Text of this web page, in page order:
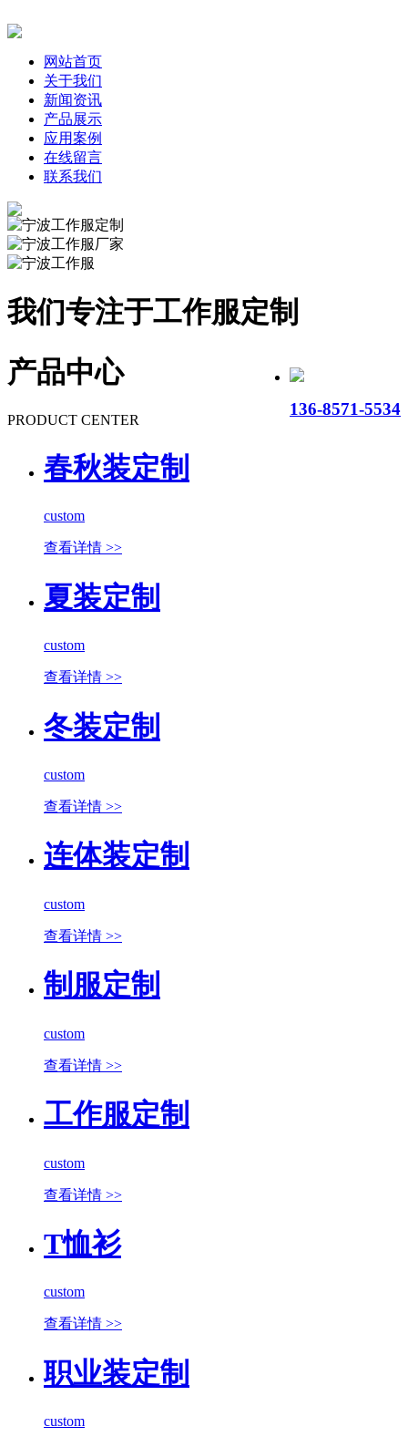
网站首页
关于我们
新闻资讯
产品展示
应用案例
在线留言
联系我们
我们专注于工作服定制
136-8571-5534
产品中心
PRODUCT CENTER
春秋装定制
custom
查看详情 >>
夏装定制
custom
查看详情 >>
冬装定制
custom
查看详情 >>
连体装定制
custom
查看详情 >>
制服定制
custom
查看详情 >>
工作服定制
custom
查看详情 >>
T恤衫
custom
查看详情 >>
职业装定制
custom